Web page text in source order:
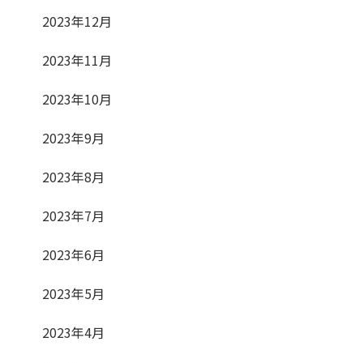
2023年12月
2023年11月
2023年10月
2023年9月
2023年8月
2023年7月
2023年6月
2023年5月
2023年4月